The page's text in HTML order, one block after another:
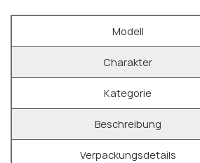
Modell
Charakter
Kategorie
Beschreibung
Verpackungsdetails